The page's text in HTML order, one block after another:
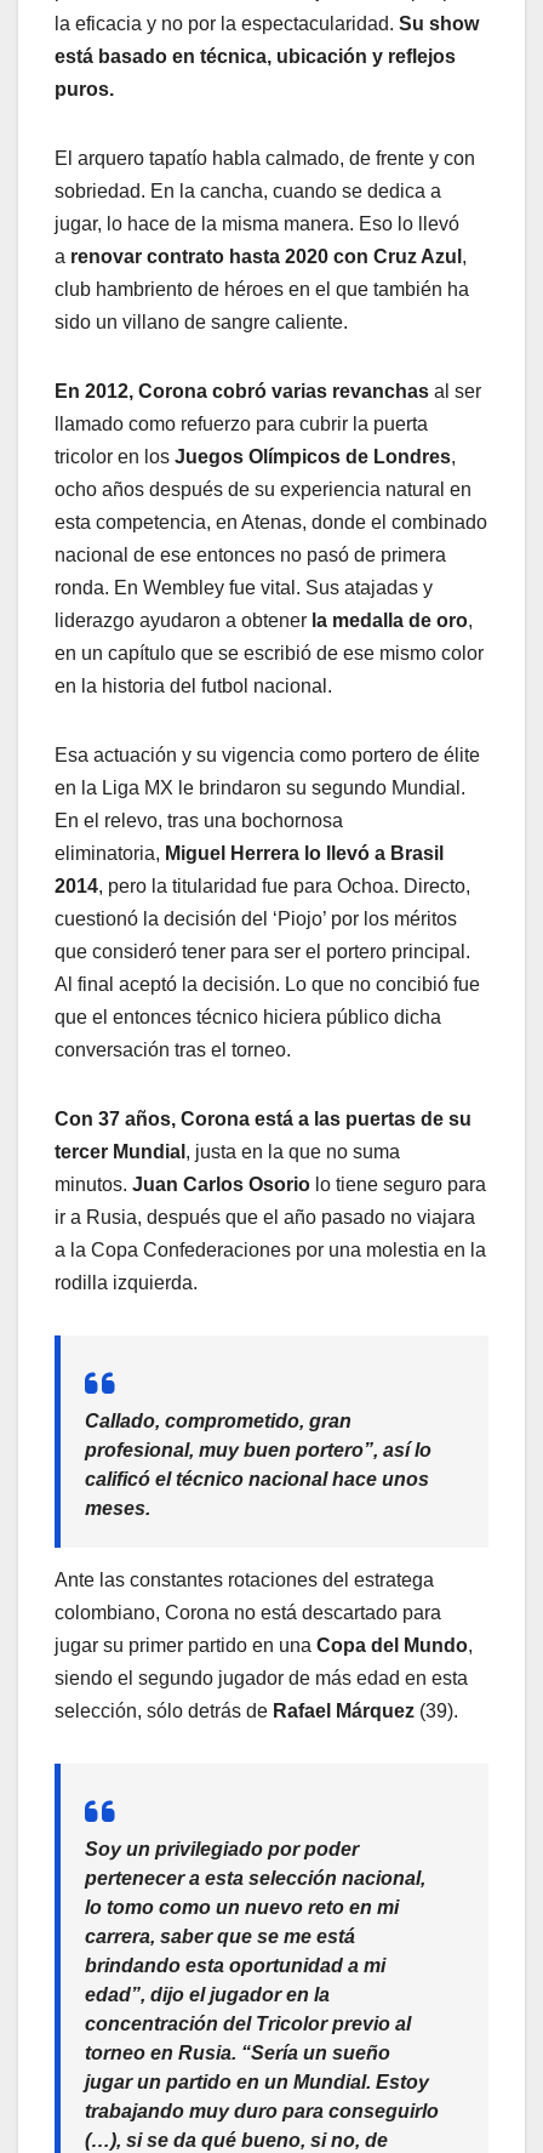
la eficacia y no por la espectacularidad. Su show
está basado en técnica, ubicación y reflejos
puros.
El arquero tapatío habla calmado, de frente y con
sobriedad. En la cancha, cuando se dedica a
jugar, lo hace de la misma manera. Eso lo llevó
a renovar contrato hasta 2020 con Cruz Azul ,
club hambriento de héroes en el que también ha
sido un villano de sangre caliente.
En 2012, Corona cobró varias revanchas al ser
llamado como refuerzo para cubrir la puerta
tricolor en los Juegos Olímpicos de Londres,
ocho años después de su experiencia natural en
esta competencia, en Atenas, donde el combinado
nacional de ese entonces no pasó de primera
ronda. En Wembley fue vital. Sus atajadas y
liderazgo ayudaron a obtener la medalla de oro,
en un capítulo que se escribió de ese mismo color
en la historia del futbol nacional.
Esa actuación y su vigencia como portero de élite
en la Liga MX le brindaron su segundo Mundial.
En el relevo, tras una bochornosa
eliminatoria, Miguel Herrera lo llevó a Brasil
2014, pero la titularidad fue para Ochoa. Directo,
cuestionó la decisión del ‘Piojo’ por los méritos
que consideró tener para ser el portero principal.
Al final aceptó la decisión. Lo que no concibió fue
que el entonces técnico hiciera público dicha
conversación tras el torneo.
Con 37 años, Corona está a las puertas de su
tercer Mundial , justa en la que no suma
minutos. Juan Carlos Osorio lo tiene seguro para
ir a Rusia, después que el año pasado no viajara
a la Copa Confederaciones por una molestia en la
rodilla izquierda.
Callado, comprometido, gran
profesional, muy buen portero”, así lo
calificó el técnico nacional hace unos
meses.
Ante las constantes rotaciones del estratega
colombiano, Corona no está descartado para
jugar su primer partido en una Copa del Mundo,
siendo el segundo jugador de más edad en esta
selección, sólo detrás de Rafael Márquez (39).
Soy un privilegiado por poder
pertenecer a esta selección nacional,
lo tomo como un nuevo reto en mi
carrera, saber que se me está
brindando esta oportunidad a mi
edad”, dijo el jugador en la
concentración del Tricolor previo al
torneo en Rusia. “Sería un sueño
jugar un partido en un Mundial. Estoy
trabajando muy duro para conseguirlo
(…), si se da qué bueno, si no, de